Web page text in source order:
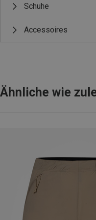
Schuhe
Accessoires
Ähnliche wie